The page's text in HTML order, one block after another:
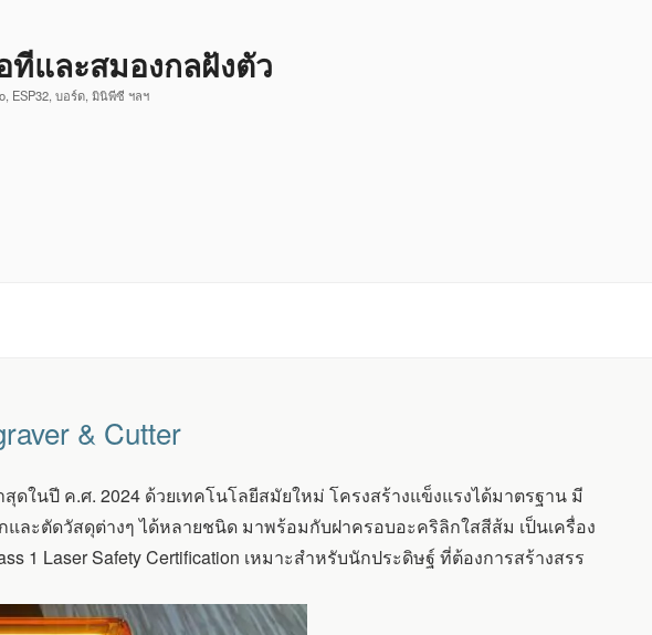
ทีและสมองกลฝังตัว
ESP32, บอร์ด, มินิพีซี ฯลฯ
& Cutter
ในปี ค.ศ. 2024 ด้วยเทคโนโลยีสมัยใหม่ โครงสร้างแข็งแรงได้มาตรฐาน มี
ละตัดวัสดุต่างๆ ได้หลายชนิด มาพร้อมกับฝาครอบอะคริลิกใสสีส้ม เป็นเครื่อง
Laser Safety Certification เหมาะสำหรับนักประดิษฐ์ ที่ต้องการสร้างสรร